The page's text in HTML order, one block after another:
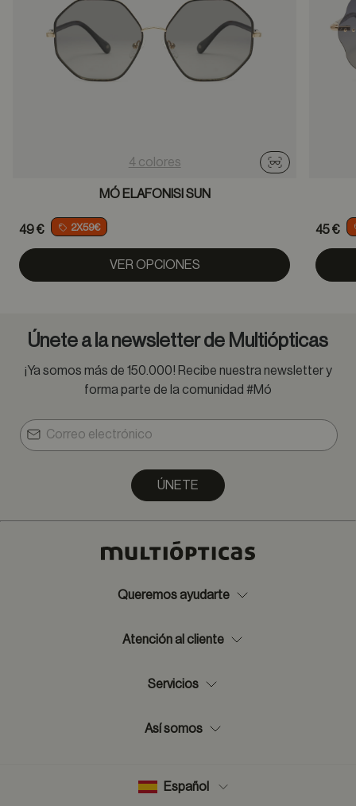
4 colores
Probador
MÓ ELAFONISI SUN
49 € 2X59€
VER OPCIONES
45 €
Únete a la newsletter de Multiópticas
¡Ya somos más de 150.000! Recibe nuestra newsletter y
forma parte de la comunidad #Mó
ÚNETE
Queremos ayudarte
Atención al cliente
Servicios
Así somos
Español